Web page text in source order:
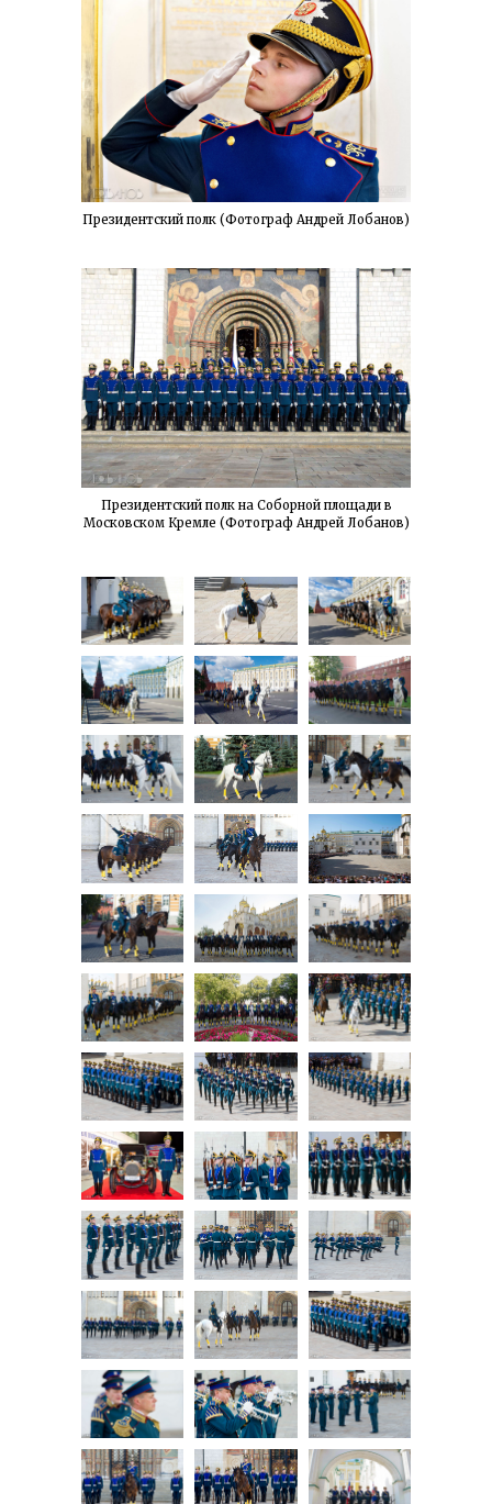
Президентский полк (Фотограф Андрей Лобанов)
Президентский полк на Соборной площади в
Московском Кремле (Фотограф Андрей Лобанов)